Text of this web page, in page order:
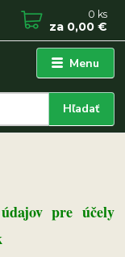
Menu
Hľadať
0 ks
za 0,00 €
pre účely